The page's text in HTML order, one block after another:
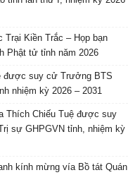
Trại Kiền Trắc – Họp bạn
Phật tử tỉnh năm 2026
được suy cử Trưởng BTS
nhiệm kỳ 2026 – 2031
Thích Chiếu Tuệ được suy
sự GHPGVN tỉnh, nhiệm kỳ
kính mừng vía Bồ tát Quán